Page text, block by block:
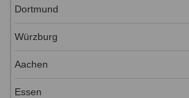
Dortmund
Würzburg
Aachen
Essen